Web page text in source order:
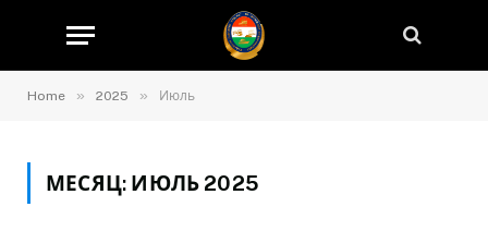
Home » 2025 » Июль
МЕСЯЦ: ИЮЛЬ 2025